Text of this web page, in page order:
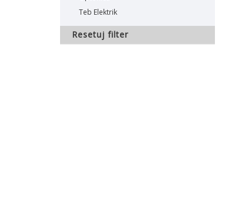
Teb Elektrik
Resetuj filter